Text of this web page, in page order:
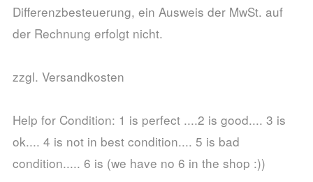
Differenzbesteuerung, ein Ausweis der MwSt. auf
der Rechnung erfolgt nicht.
zzgl. Versandkosten
Help for Condition: 1 is perfect ....2 is good.... 3 is
ok.... 4 is not in best condition.... 5 is bad
condition..... 6 is (we have no 6 in the shop :))